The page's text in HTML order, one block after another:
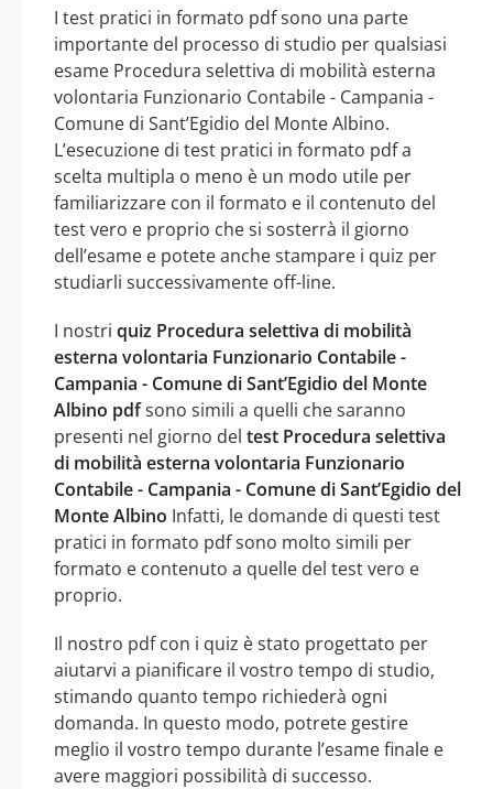
I test pratici in formato pdf sono una parte
importante del processo di studio per qualsiasi
esame Procedura selettiva di mobilità esterna
volontaria Funzionario Contabile - Campania -
Comune di Sant’Egidio del Monte Albino.
L’esecuzione di test pratici in formato pdf a
scelta multipla o meno è un modo utile per
familiarizzare con il formato e il contenuto del
test vero e proprio che si sosterrà il giorno
dell’esame e potete anche stampare i quiz per
studiarli successivamente off-line.
I nostri quiz Procedura selettiva di mobilità
esterna volontaria Funzionario Contabile -
Campania - Comune di Sant’Egidio del Monte
Albino pdfsono simili a quelli che saranno
presenti nel giorno del test Procedura selettiva
di mobilità esterna volontaria Funzionario
Contabile - Campania - Comune di Sant’Egidio del
Monte Albino Infatti, le domande di questi test
pratici in formato pdf sono molto simili per
formato e contenuto a quelle del test vero e
proprio.
Il nostro pdf con i quiz è stato progettato per
aiutarvi a pianificare il vostro tempo di studio,
stimando quanto tempo richiederà ogni
domanda. In questo modo, potrete gestire
meglio il vostro tempo durante l’esame finale e
avere maggiori possibilità di successo.